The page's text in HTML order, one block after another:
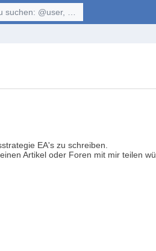
@user, $symbol, ...
EA's zu schreiben.
Artikel oder Foren mit mir teilen